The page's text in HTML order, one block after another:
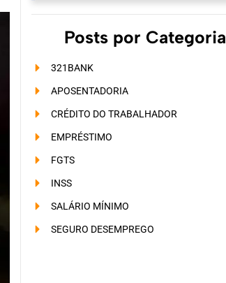
Posts por Categoria
321BANK
APOSENTADORIA
CRÉDITO DO TRABALHADOR
EMPRÉSTIMO
FGTS
INSS
SALÁRIO MÍNIMO
SEGURO DESEMPREGO